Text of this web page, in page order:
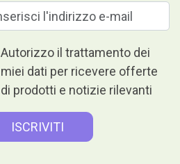
Autorizzo il trattamento dei
miei dati per ricevere offerte
di prodotti e notizie rilevanti